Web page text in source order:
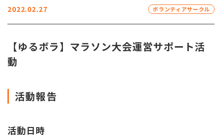
2022.02.27 ボランティアサークル
【ゆるボラ】マラソン大会運営サポート活
動
活動報告
活動日時